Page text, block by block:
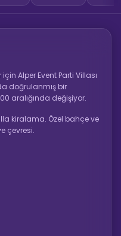
Alper Event Parti Villası
doğrulanmış bir
aralığında değişiyor.
kiralama. Özel bahçe ve
çevresi.